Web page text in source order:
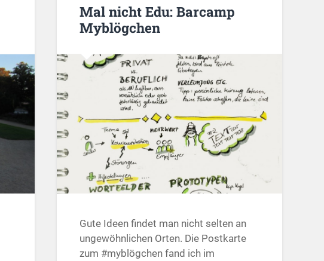
Mal nicht Edu: Barcamp
Myblögchen
Gute Ideen findet man nicht selten an
ungewöhnlichen Orten. Die Postkarte
zum #myblögchen fand ich im